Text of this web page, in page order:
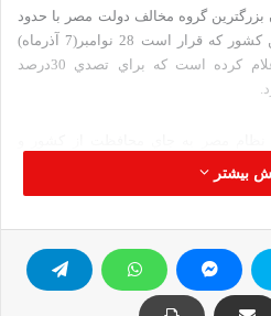
گروه مخالف دولت مصر با حدود
135نامزد در انتخابات پارلماني اين كشور كه قرار است 28 نوامبر(7 آذرماه)
برگزار شود، شركت مي‌كند و اعلام كرده است كه براي تصدي 30درصد
سالم كه بيانگر خواست برحق ملت مصر
شدن به انتخابات پارلماني، در دور جديد
خود بيش از 250 نفر از اعضا و هواداران گروه اخوان المسلمين
بیشتر